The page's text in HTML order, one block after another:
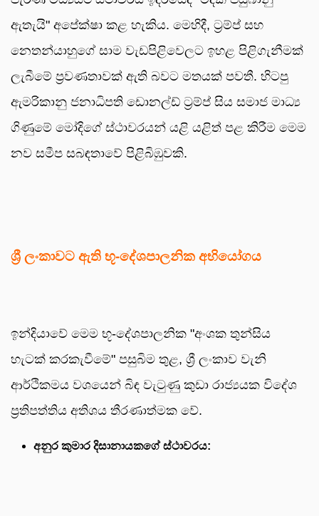
ඇතැයි" අපේක්ෂා කළ හැකිය. මෙහිදී, ට්‍රම්ප් සහ
නෙතන්යාහුගේ සාම වැඩපිළිවෙලට ඉහළ පිළිගැනීමක්
ලැබීමේ ප්‍රවණතාවක් ඇති බවට මතයක් පවතී. හිටපු
ඇමරිකානු ජනාධිපති ඩොනල්ඩ් ට්‍රම්ප් සිය සමාජ මාධ්‍ය
ගිණුමේ මෝදිගේ ස්ථාවරයන් යළි යළිත් පළ කිරීම මෙම
නව සමීප සබඳතාවේ පිළිබිඹුවකි.
ශ්‍රී ලංකාවට ඇති භූ-දේශපාලනික අභියෝගය
ඉන්දියාවේ මෙම භූ-දේශපාලනික "අංශක තුන්සිය
හැටක් කරකැවීමේ" පසුබිම තුළ, ශ්‍රී ලංකාව වැනි
ආර්ථිකමය වශයෙන් බිඳ වැටුණු කුඩා රාජ්‍යයක විදේශ
ප්‍රතිපත්තිය අතිශය තීරණාත්මක වේ.
අනුර කුමාර දිසානායකගේ ස්ථාවරය: